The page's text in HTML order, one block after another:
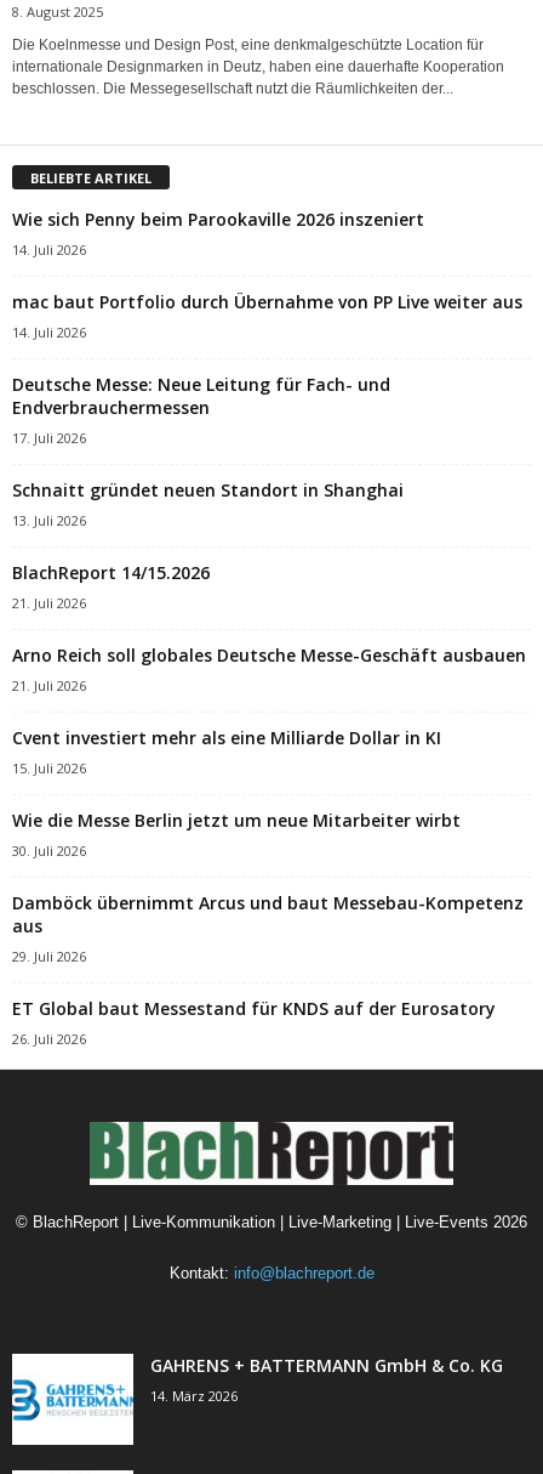
8. August 2025
Die Koelnmesse und Design Post, eine denkmalgeschützte Location für
internationale Designmarken in Deutz, haben eine dauerhafte Kooperation
beschlossen. Die Messegesellschaft nutzt die Räumlichkeiten der...
BELIEBTE ARTIKEL
Wie sich Penny beim Parookaville 2026 inszeniert
14. Juli 2026
mac baut Portfolio durch Übernahme von PP Live weiter aus
14. Juli 2026
Deutsche Messe: Neue Leitung für Fach- und
Endverbrauchermessen
17. Juli 2026
Schnaitt gründet neuen Standort in Shanghai
13. Juli 2026
BlachReport 14/15.2026
21. Juli 2026
Arno Reich soll globales Deutsche Messe-Geschäft ausbauen
21. Juli 2026
Cvent investiert mehr als eine Milliarde Dollar in KI
15. Juli 2026
Wie die Messe Berlin jetzt um neue Mitarbeiter wirbt
30. Juli 2026
Damböck übernimmt Arcus und baut Messebau-Kompetenz
aus
29. Juli 2026
ET Global baut Messestand für KNDS auf der Eurosatory
26. Juli 2026
© BlachReport | Live-Kommunikation | Live-Marketing | Live-Events 2026
Kontakt: info@blachreport.de
GAHRENS + BATTERMANN GmbH & Co. KG
14. März 2026